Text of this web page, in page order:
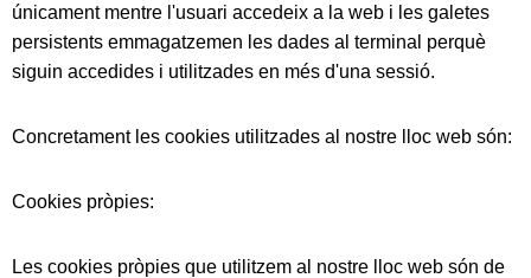
únicament mentre l'usuari accedeix a la web i les galetes
persistents emmagatzemen les dades al terminal perquè
siguin accedides i utilitzades en més d'una sessió.
Concretament les cookies utilitzades al nostre lloc web són:
Cookies pròpies:
Les cookies pròpies que utilitzem al nostre lloc web són de